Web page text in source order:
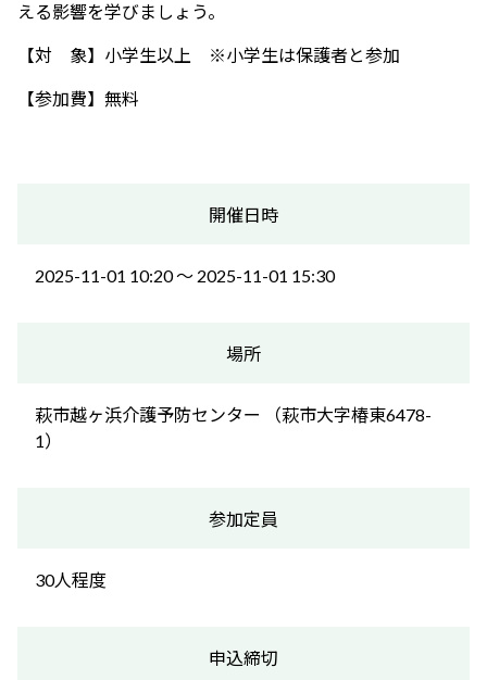
える影響を学びましょう。
【対 象】小学生以上 ※小学生は保護者と参加
【参加費】無料
開催日時
2025-11-01 10:20 〜 2025-11-01 15:30
場所
萩市越ヶ浜介護予防センター （萩市大字椿東6478-
1）
参加定員
30人程度
申込締切